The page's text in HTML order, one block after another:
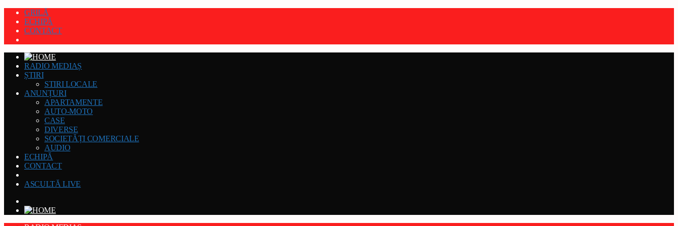
GRILĂ
ECHIPĂ
CONTACT
RADIO MEDIAȘ
ȘTIRI
STIRI LOCALE
ANUNȚURI
APARTAMENTE
AUTO-MOTO
CASE
DIVERSE
SOCIETĂȚI COMERCIALE
AUDIO
ECHIPĂ
CONTACT
ASCULTĂ LIVE